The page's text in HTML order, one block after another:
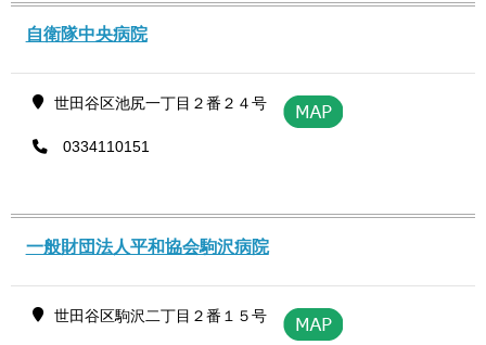
自衛隊中央病院
世田谷区池尻一丁目２番２４号
0334110151
一般財団法人平和協会駒沢病院
世田谷区駒沢二丁目２番１５号